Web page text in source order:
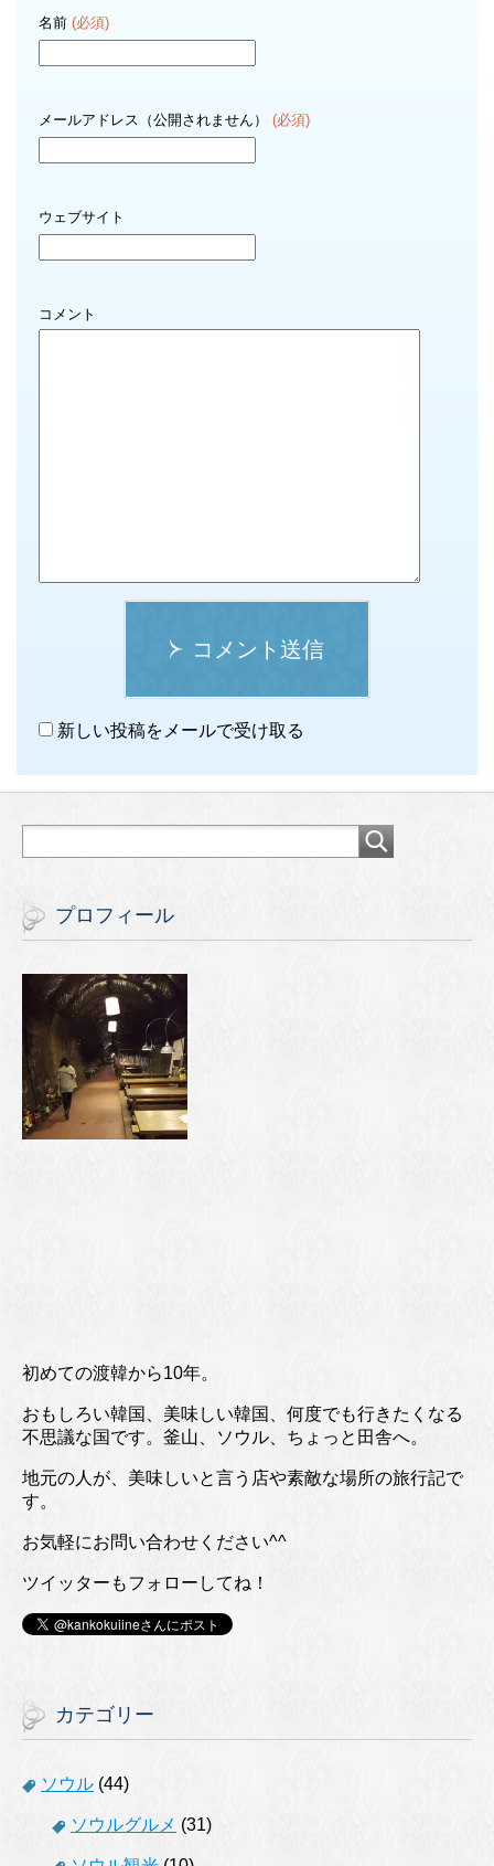
名前 (必須)
メールアドレス（公開されません） (必須)
ウェブサイト
コメント
コメント送信
新しい投稿をメールで受け取る
プロフィール
初めての渡韓から10年。
おもしろい韓国、美味しい韓国、何度でも行きたくなる
不思議な国です。釜山、ソウル、ちょっと田舎へ。
地元の人が、美味しいと言う店や素敵な場所の旅行記で
す。
お気軽にお問い合わせください^^
ツイッターもフォローしてね！
カテゴリー
ソウル (44)
ソウルグルメ (31)